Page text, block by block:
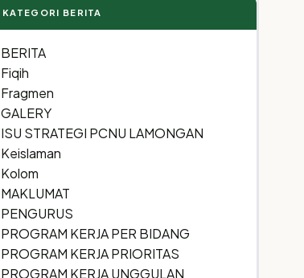
KATEGORI BERITA
BERITA
Fiqih
Fragmen
GALERY
ISU STRATEGI PCNU LAMONGAN
Keislaman
Kolom
MAKLUMAT
PENGURUS
PROGRAM KERJA PER BIDANG
PROGRAM KERJA PRIORITAS
PROGRAM KERJA UNGGULAN